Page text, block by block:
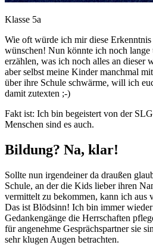
Klasse 5a
Wie oft würde ich mir diese
wünschen! Nun könnte ich noch lange
erzählen, was ich noch alles an dieser
aber selbst meine Kinder manchmal
über ihre Schule schwärme, will ich
damit zutexten ;-)
Fakt ist: Ich bin begeistert von der
Menschen sind es auch.
Bildung? Na, klar!
Sollte nun irgendeiner da draußen
Schule, an der die Kids lieber ihren
vermittelt zu bekommen, kann ich aus
Das ist Blödsinn! Ich bin immer
Gedankengänge die Herrschaften
für angenehme Gesprächspartner sie
sehr klugen Augen betrachten.